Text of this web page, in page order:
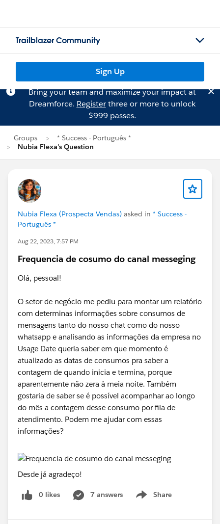
Trailblazer Community
Sign Up
Bring your team and maximize your impact at
Dreamforce. Registerthree or more to unlock
$999 passes.
Groups
* Success - Português *
Nubia Flexa's Question
Nubia Flexa (Prospecta Vendas) asked in * Success -
Português *
Aug 22, 2023, 7:57 PM
Frequencia de cosumo do canal messeging
Olá, pessoal!
O setor de negócio me pediu para montar um relatório
com determinas informações sobre consumos de
mensagens tanto do nosso chat como do nosso
whatsapp e analisando as informações da empresa no
Usage Date queria saber em que momento é
atualizado as datas de consumos pra saber a
contagem de quando inicia e termina, porque
aparentemente não zera à meia noite. Também
gostaria de saber se é possível acompanhar ao longo
do mês a contagem desse consumo por fila de
atendimento. Podem me ajudar com essas
informações?
Desde já agradeço!
0 likes 7 answers Share
Show menu